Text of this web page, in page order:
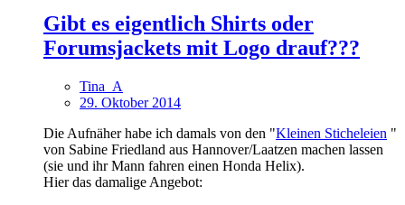
Gibt es eigentlich Shirts oder
Forumsjackets mit Logo drauf???
Tina_A
29. Oktober 2014
Die Aufnäher habe ich damals von den "Kleinen Sticheleien "
von Sabine Friedland aus Hannover/Laatzen machen lassen
(sie und ihr Mann fahren einen Honda Helix).
Hier das damalige Angebot: